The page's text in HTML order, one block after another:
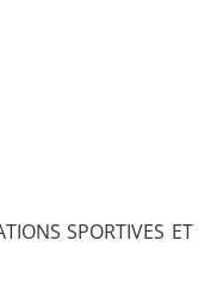
SPORTIVES ET